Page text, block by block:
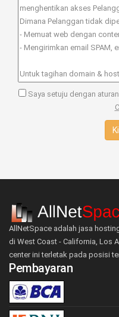
Saya setuju dengan
AllNetSpace adalah jasa
di West Coast - California, Los
center ini terletak pada posisi
Pembayaran